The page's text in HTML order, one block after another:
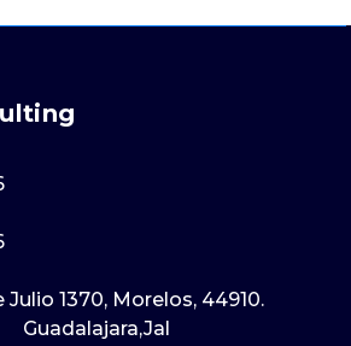
Julio 1370, Morelos, 44910.
Guadalajara,Jal